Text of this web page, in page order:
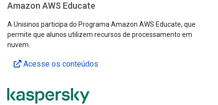
Amazon AWS Educate
A Unisinos participa do Programa Amazon AWS Educate, que
permite que alunos utilizem recursos de processamento em
nuvem.
Acesse os conteúdos